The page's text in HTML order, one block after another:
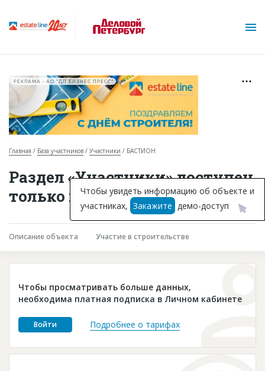
Горячие объекты
База строящихся объектов
Инвестпроекты
Глоссарий
Платные услуги
Пресс-релизы
РЕКЛАМА • АО "ДП БИЗНЕС ПРЕСС"
Главная База участников Участники БАСТИОН
Раздел «Участники» доступен
только подписчикам
Описание объекта Участие в строительстве
Чтобы просматривать больше данных,
необходима платная подписка в Личном кабинете
Войти Подробнее о тарифах
Чтобы увидеть информацию об объекте и
участниках, Закажите демо-доступ